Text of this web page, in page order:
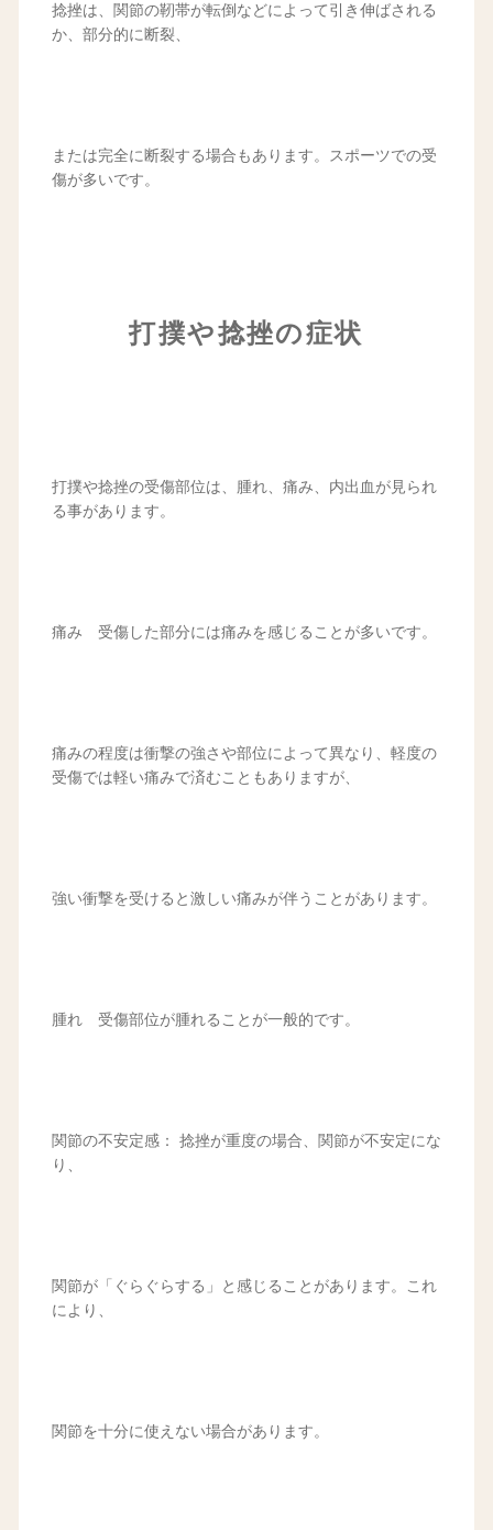
捻挫は、関節の靭帯が転倒などによって引き伸ばされる
か、部分的に断裂、
または完全に断裂する場合もあります。スポーツでの受
傷が多いです。
打撲や捻挫の症状
打撲や捻挫の受傷部位は、腫れ、痛み、内出血が見られ
る事があります。
痛み 受傷した部分には痛みを感じることが多いです。
痛みの程度は衝撃の強さや部位によって異なり、軽度の
受傷では軽い痛みで済むこともありますが、
強い衝撃を受けると激しい痛みが伴うことがあります。
腫れ 受傷部位が腫れることが一般的です。
関節の不安定感： 捻挫が重度の場合、関節が不安定にな
り、
関節が「ぐらぐらする」と感じることがあります。これ
により、
関節を十分に使えない場合があります。